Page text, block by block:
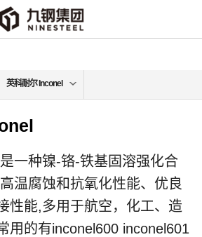
英科耐尔 Inconel
种镍-铬-铁基固溶强化合
温腐蚀和抗氧化性能、优良
性能,多用于航空，化工、造
用的有inconel600 inconel601